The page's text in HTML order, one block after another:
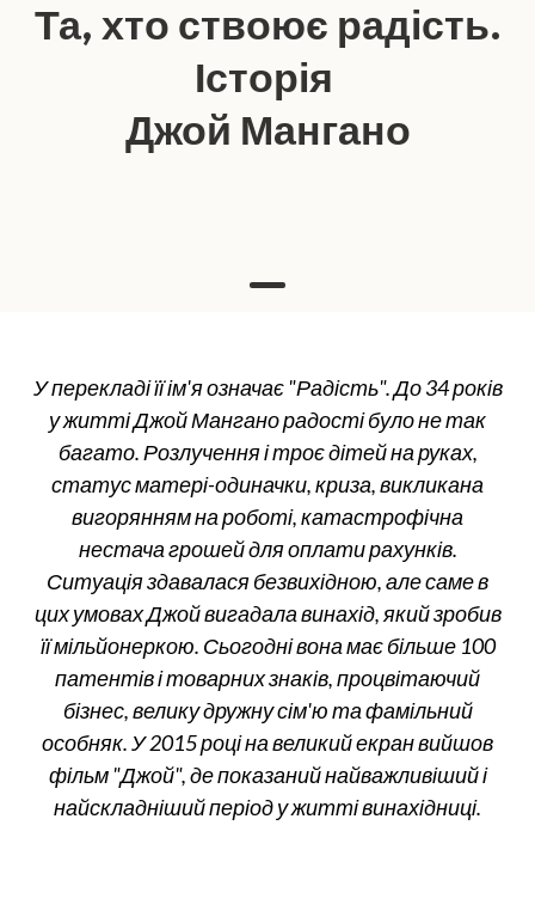
Та, хто ствоює радість.
Історія
Джой Мангано
У перекладі її ім'я означає "Радість". До 34 років
у житті Джой Мангано радості було не так
багато. Розлучення і троє дітей на руках,
статус матері-одиначки, криза, викликана
вигорянням на роботі, катастрофічна
нестача грошей для оплати рахунків.
Ситуація здавалася безвихідною, але саме в
цих умовах Джой вигадала винахід, який зробив
її мільйонеркою. Сьогодні вона має більше 100
патентів і товарних знаків, процвітаючий
бізнес, велику дружну сім'ю та фамільний
особняк. У 2015 році на великий екран вийшов
фільм "Джой", де показаний найважливіший і
найскладніший період у житті винахідниці.